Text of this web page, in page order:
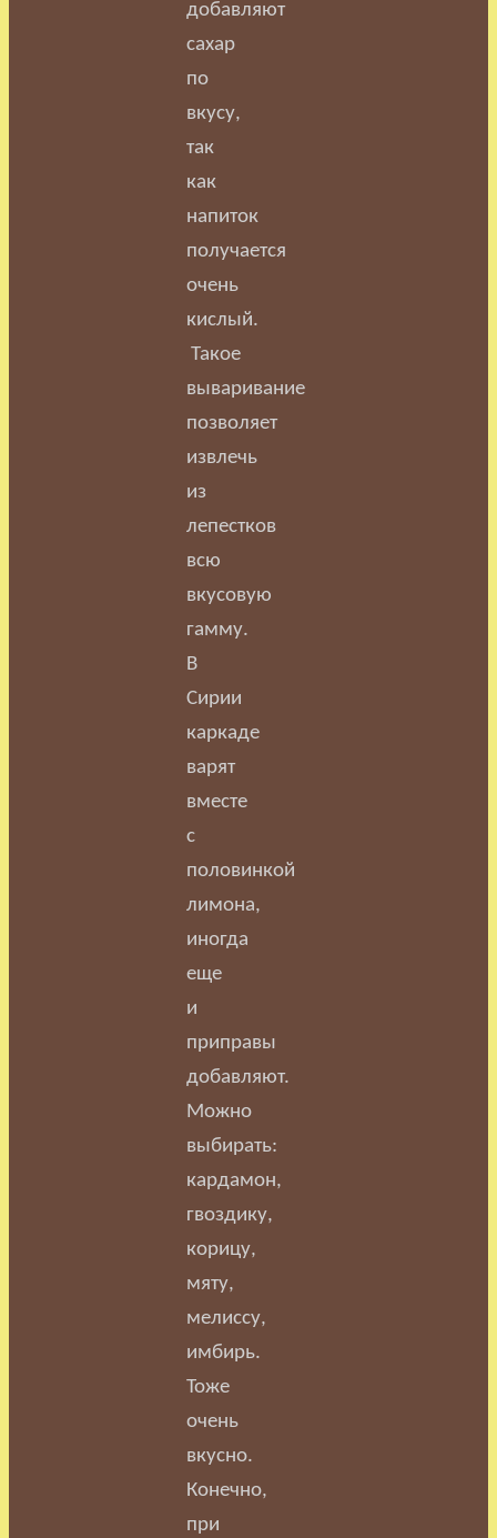
добавляют
сахар
по
вкусу,
так
как
напиток
получается
очень
кислый.
Такое
вываривание
позволяет
извлечь
из
лепестков
всю
вкусовую
гамму.
В
Сирии
каркаде
варят
вместе
с
половинкой
лимона,
иногда
еще
и
приправы
добавляют.
Можно
выбирать:
кардамон,
гвоздику,
корицу,
мяту,
мелиссу,
имбирь.
Тоже
очень
вкусно.
Конечно,
при